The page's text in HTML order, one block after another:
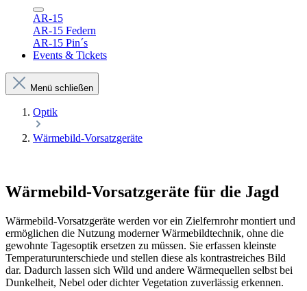
AR-15
AR-15 Federn
AR-15 Pin´s
Events & Tickets
Menü schließen
Optik
Wärmebild-Vorsatzgeräte
Wärmebild-Vorsatzgeräte für die Jagd
Wärmebild-Vorsatzgeräte werden vor ein Zielfernrohr montiert und
ermöglichen die Nutzung moderner Wärmebildtechnik, ohne die
gewohnte Tagesoptik ersetzen zu müssen. Sie erfassen kleinste
Temperaturunterschiede und stellen diese als kontrastreiches Bild
dar. Dadurch lassen sich Wild und andere Wärmequellen selbst bei
Dunkelheit, Nebel oder dichter Vegetation zuverlässig erkennen.